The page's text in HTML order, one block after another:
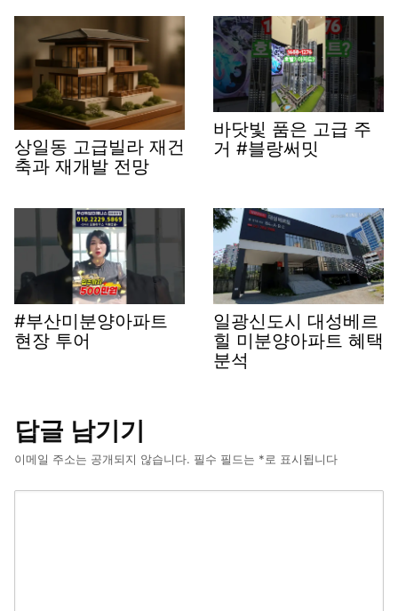
상일동 고급빌라 재건
축과 재개발 전망
바닷빛 품은 고급 주
거 #블랑써밋
#부산미분양아파트
현장 투어
일광신도시 대성베르
힐 미분양아파트 혜택
분석
답글 남기기
이메일 주소는 공개되지 않습니다. 필수 필드는 *로 표시됩니다